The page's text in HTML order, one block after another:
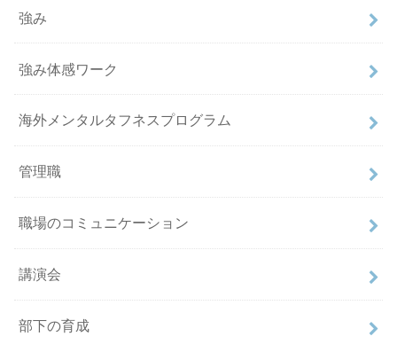
強み
強み体感ワーク
海外メンタルタフネスプログラム
管理職
職場のコミュニケーション
講演会
部下の育成